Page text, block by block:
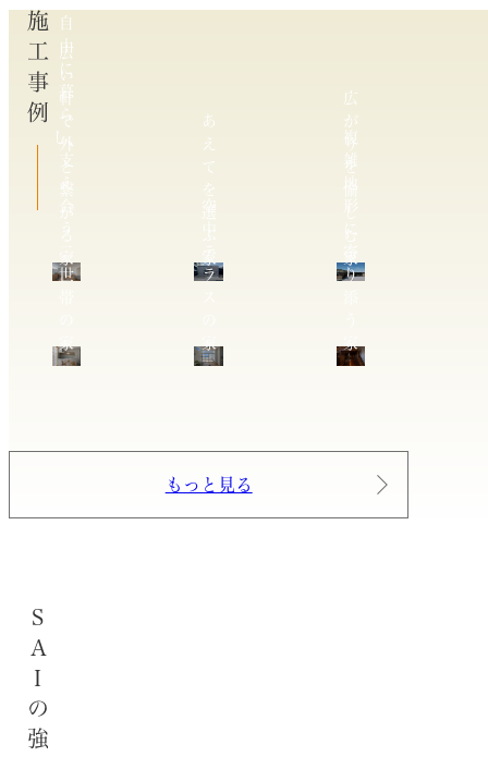
施工事例
広
い
軒
で
外
と
繋
が
る
あ
え
て
を
選
広
が
り
を
愉
し
自
由
に
暮
ら
し、
支
え
合
う
世
家
空
ラ
家
複
雑
地
形
り
家
もっと見る
SAIの強み